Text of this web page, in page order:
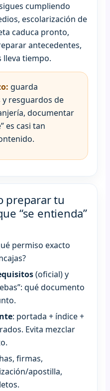
cumpliendo
escolarización de
caduca pronto,
antecedentes,
tiempo.
guarda
resguardos de
documentar
es casi tan
preparar tu
“se entienda”
permiso exacto
(oficial) y
qué documento
: portada + índice +
Evita mezclar
firmas,
apostilla,